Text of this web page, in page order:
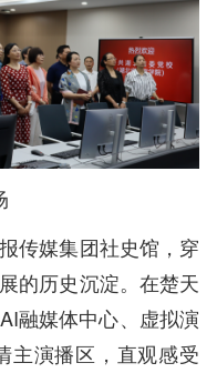
传媒集团社史馆，穿
的历史沉淀。在楚天
融媒体中心、虚拟演
主演播区，直观感受